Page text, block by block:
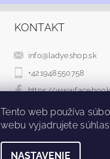
KONTAKT
info@ladyeshop.sk
+421948550758
https://
Tento web používa
webu vyjadrujete
NASTAVENIE